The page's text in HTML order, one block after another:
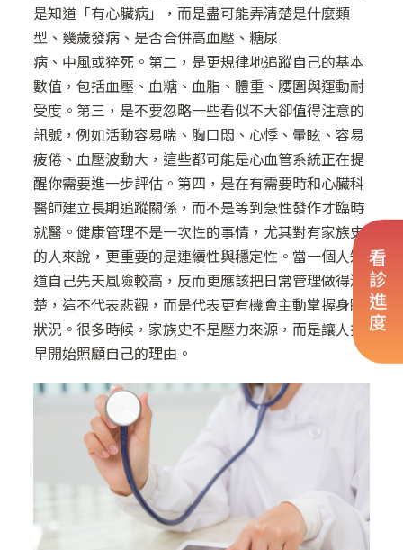
看診進度
是知道「有心臟病」，而是盡可能弄清楚是什麼類
型、幾歲發病、是否合併高血壓、糖尿
病、中風或猝死。第二，是更規律地追蹤自己的基本
數值，包括血壓、血糖、血脂、體重、腰圍與運動耐
受度。第三，是不要忽略一些看似不大卻值得注意的
訊號，例如活動容易喘、胸口悶、心悸、暈眩、容易
疲倦、血壓波動大，這些都可能是心血管系統正在提
醒你需要進一步評估。第四，是在有需要時和心臟科
醫師建立長期追蹤關係，而不是等到急性發作才臨時
就醫。健康管理不是一次性的事情，尤其對有家族史
的人來說，更重要的是連續性與穩定性。當一個人知
道自己先天風險較高，反而更應該把日常管理做得清
楚，這不代表悲觀，而是代表更有機會主動掌握身體
狀況。很多時候，家族史不是壓力來源，而是讓人提
早開始照顧自己的理由。